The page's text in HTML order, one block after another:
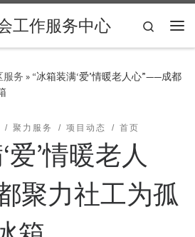
工作服务中心
Search
服务 » “冰箱装满‘爱’情暖老人心”——成都
聚力服务 项目动态 首页
爱’情暖老人
聚力社工为孤